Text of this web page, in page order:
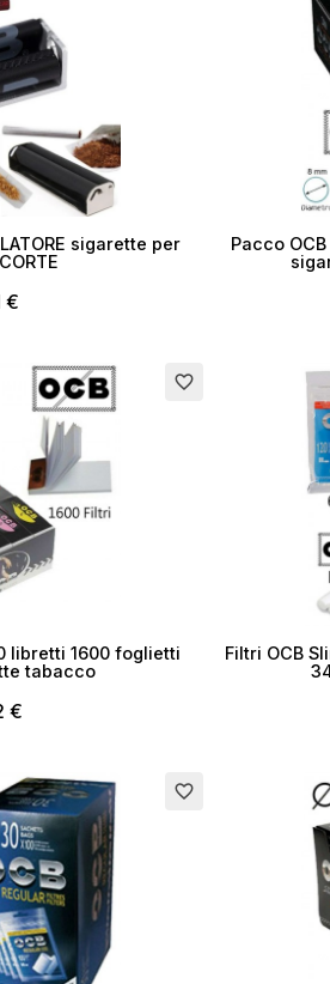
sigarette per
€
Pacco
favorite_border
libretti 1600 foglietti
tabacco
€
Filtri OCB
favorite_border